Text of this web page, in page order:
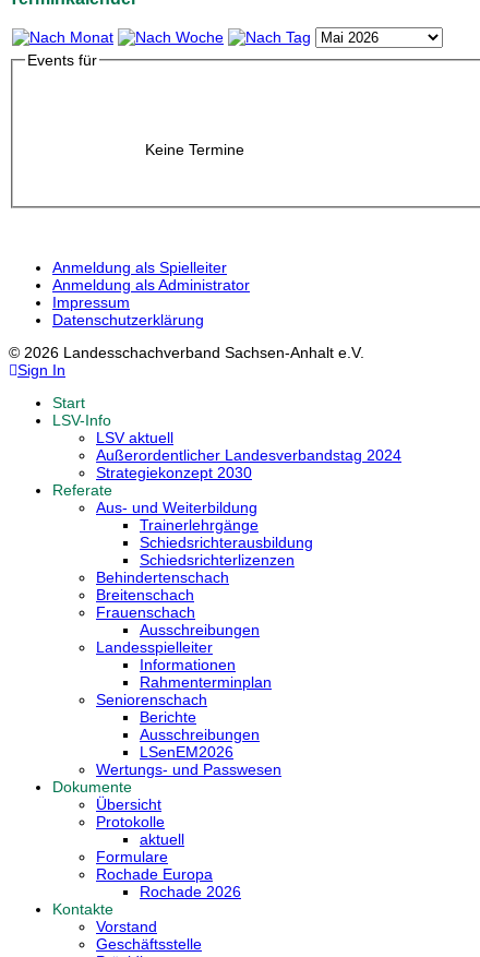
Events für
Keine Termine
Anmeldung als Spielleiter
Anmeldung als Administrator
Impressum
Datenschutzerklärung
© 2026 Landesschachverband Sachsen-Anhalt e.V.
Sign In
Start
LSV-Info
LSV aktuell
Außerordentlicher Landesverbandstag 2024
Strategiekonzept 2030
Referate
Aus- und Weiterbildung
Trainerlehrgänge
Schiedsrichterausbildung
Schiedsrichterlizenzen
Behindertenschach
Breitenschach
Frauenschach
Ausschreibungen
Landesspielleiter
Informationen
Rahmenterminplan
Seniorenschach
Berichte
Ausschreibungen
LSenEM2026
Wertungs- und Passwesen
Dokumente
Übersicht
Protokolle
aktuell
Formulare
Rochade Europa
Rochade 2026
Kontakte
Vorstand
Geschäftsstelle